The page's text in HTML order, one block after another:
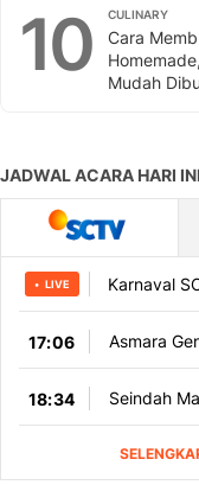
10 CULINARY
Cara
Mudah